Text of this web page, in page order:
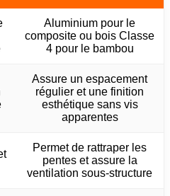
Aluminium pour le
composite ou bois Classe
4 pour le bambou
Assure un espacement
régulier et une finition
esthétique sans vis
apparentes
Permet de rattraper les
pentes et assure la
ventilation sous-structure